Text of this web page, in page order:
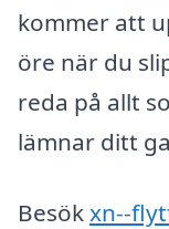
kommer att
öre när du
reda på allt
lämnar ditt
Besökxn--